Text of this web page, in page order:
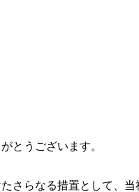
とうございます。
さらなる措置として、